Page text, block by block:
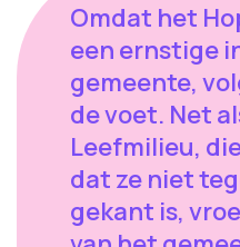
Omdat het
een ernstige
gemeente,
de voet. Net
Leefmilieu,
dat ze niet
gekant is,